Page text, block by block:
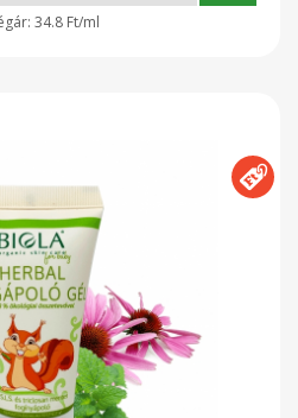
34.8 Ft/ml